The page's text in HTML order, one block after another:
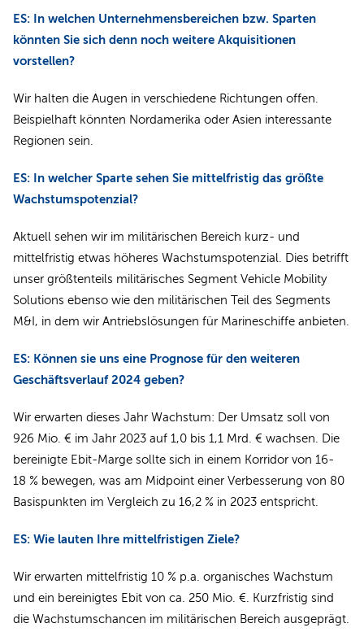
ES: In welchen Unternehmensbe­reichen bzw. Sparten
könnten Sie sich denn noch weitere Akquisitionen
vorstellen?
Wir halten die Augen in verschiedene Richtungen offen.
Beispielhaft könnten Nordamerika oder Asien interessante
Regionen sein.
ES: In welcher Sparte sehen Sie mittelfristig das größte
Wachstumspotenzial?
Aktuell sehen wir im militärischen Bereich kurz- und
mittelfristig etwas höheres Wachstumspotenzial. Dies betrifft
unser größtenteils militärisches Segment Vehicle Mobility
Solutions ebenso wie den militärischen Teil des Segments
M&I, in dem wir Antriebslösungen für Marineschiffe anbieten.
ES: Können sie uns eine Prognose für den weiteren
Geschäftsverlauf 2024 geben?
Wir erwarten dieses Jahr Wachstum: Der Umsatz soll von
926 Mio. € im Jahr 2023 auf 1,0 bis 1,1 Mrd. € wachsen. Die
bereinigte Ebit-­Marge sollte sich in einem Korridor von 16-
18 % bewegen, was am Midpoint einer Verbesserung von 80
Basis­punkten im Vergleich zu 16,2 % in 2023 entspricht.
ES: Wie lauten Ihre mittelfristigen Ziele?
Wir erwarten mittelfristig 10 % p.a. organisches Wachstum
und ein bereinigtes Ebit von ca. 250 Mio. €. Kurzfristig sind
die Wachstumschancen im militärischen Bereich ausgeprägt.